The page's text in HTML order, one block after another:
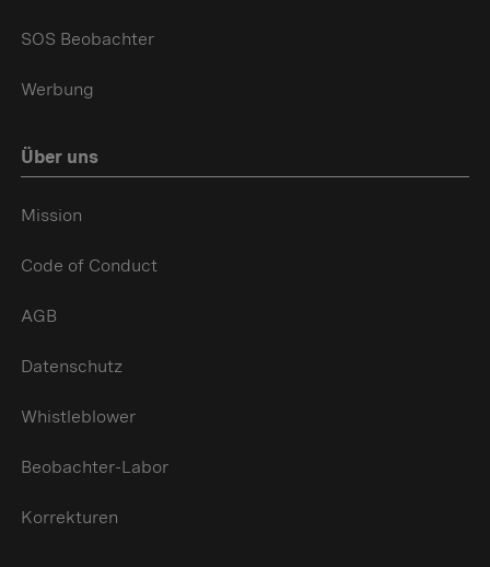
SOS Beobachter
Werbung
Über uns
Mission
Code of Conduct
AGB
Datenschutz
Whistleblower
Beobachter-Labor
Korrekturen